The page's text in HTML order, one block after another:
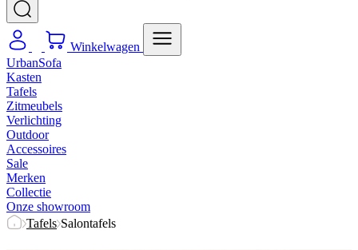
Winkelwagen
UrbanSofa
Kasten
Tafels
Zitmeubels
Verlichting
Outdoor
Accessoires
Sale
Merken
Collectie
Onze showroom
Tafels Salontafels